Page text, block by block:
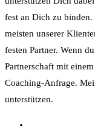
fest an Dich zu
meisten unserer
festen Partner. Wenn
Partnerschaft mit
Coaching-Anfrage.
unterstützen.